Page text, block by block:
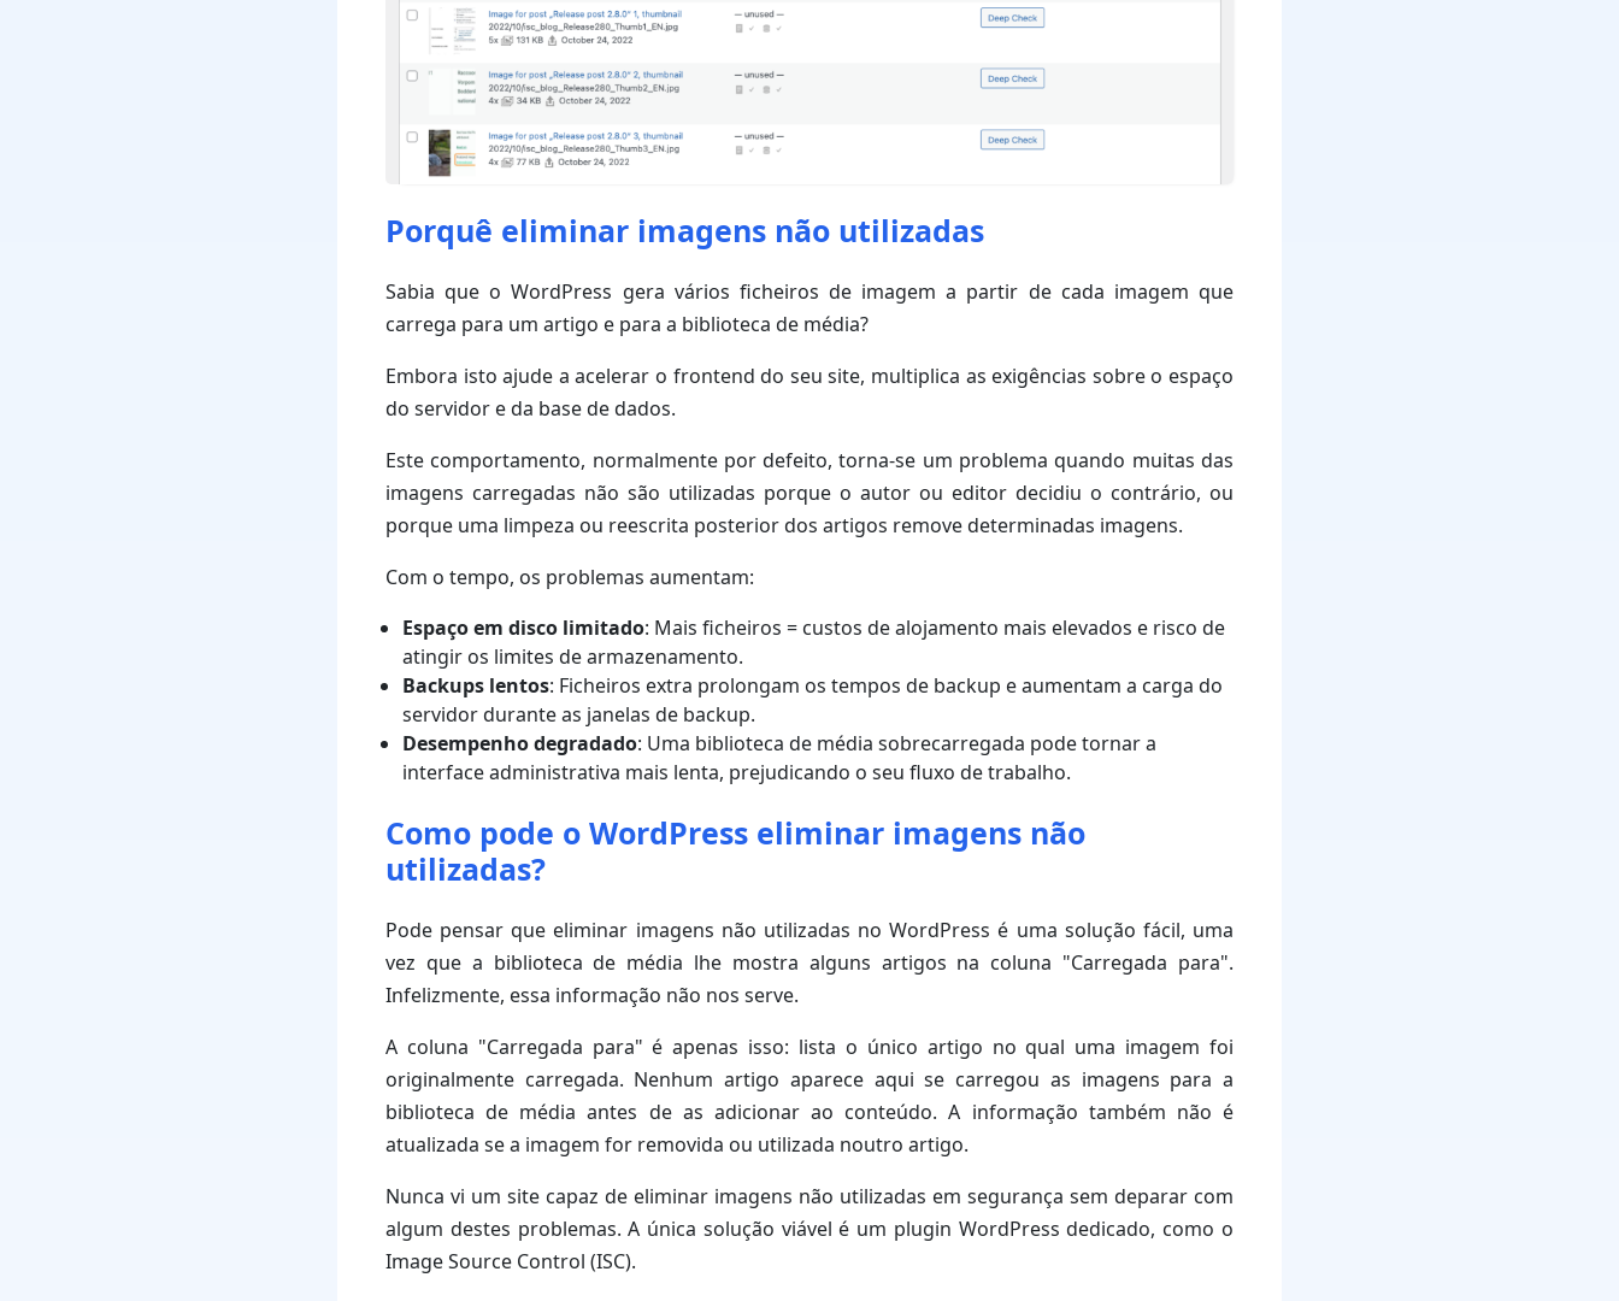
Porquê eliminar imagens não utilizadas
Sabia que o WordPress gera vários ficheiros de imagem a partir de cada imagem que
carrega para um artigo e para a biblioteca de média?
Embora isto ajude a acelerar o frontend do seu site, multiplica as exigências sobre o espaço
do servidor e da base de dados.
Este comportamento, normalmente por defeito, torna-se um problema quando muitas das
imagens carregadas não são utilizadas porque o autor ou editor decidiu o contrário, ou
porque uma limpeza ou reescrita posterior dos artigos remove determinadas imagens.
Com o tempo, os problemas aumentam:
Espaço em disco limitado: Mais ficheiros = custos de alojamento mais elevados e risco de
atingir os limites de armazenamento.
Backups lentos: Ficheiros extra prolongam os tempos de backup e aumentam a carga do
servidor durante as janelas de backup.
Desempenho degradado: Uma biblioteca de média sobrecarregada pode tornar a
interface administrativa mais lenta, prejudicando o seu fluxo de trabalho.
Como pode o WordPress eliminar imagens não
utilizadas?
Pode pensar que eliminar imagens não utilizadas no WordPress é uma solução fácil, uma
vez que a biblioteca de média lhe mostra alguns artigos na coluna "Carregada para".
Infelizmente, essa informação não nos serve.
A coluna "Carregada para" é apenas isso: lista o único artigo no qual uma imagem foi
originalmente carregada. Nenhum artigo aparece aqui se carregou as imagens para a
biblioteca de média antes de as adicionar ao conteúdo. A informação também não é
atualizada se a imagem for removida ou utilizada noutro artigo.
Nunca vi um site capaz de eliminar imagens não utilizadas em segurança sem deparar com
algum destes problemas. A única solução viável é um plugin WordPress dedicado, como o
Image Source Control (ISC).